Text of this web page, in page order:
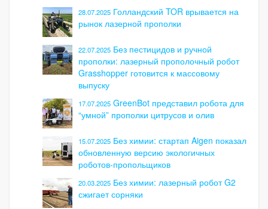
28.07.2025 Голландский TOR врывается на
рынок лазерной прополки
22.07.2025 Без пестицидов и ручной
прополки: лазерный прополочный робот
Grasshopper готовится к массовому
выпуску
17.07.2025 GreenBot представил робота для
“умной” прополки цитрусов и олив
15.07.2025 Без химии: стартап Aigen показал
обновленную версию экологичных
роботов-пропольщиков
20.03.2025 Без химии: лазерный робот G2
сжигает сорняки